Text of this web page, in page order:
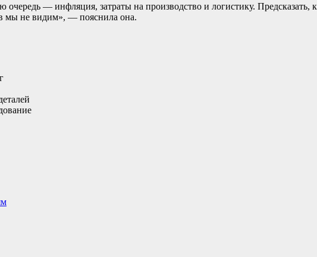
— инфляция, затраты на производство и логистику. Предсказать,
мы не видим», — пояснила она.